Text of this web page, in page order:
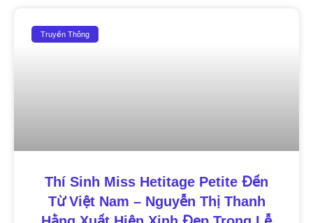
Truyền Thông
Thí Sinh Miss Hetitage Petite Đến
Từ Việt Nam – Nguyễn Thị Thanh